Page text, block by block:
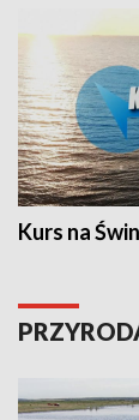
Kurs na